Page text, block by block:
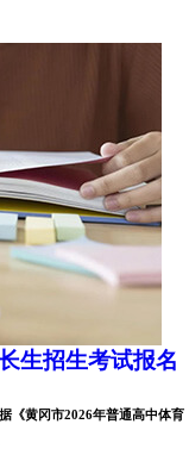
生招生考试报名
《黄冈市2026年普通高中体育